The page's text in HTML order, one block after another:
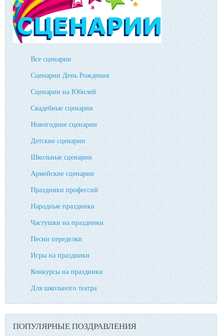
Все сценарии
Сценарии День Рождения
Сценарии на Юбилей
Свадебные сценарии
Новогодние сценарии
Детские сценарии
Школьные сценарии
Армейские сценарии
Праздники профессий
Народные праздники
Частушки на праздники
Песни переделки
Игры на праздники
Конкурсы на праздники
Для школьного театра
ПОПУЛЯРНЫЕ ПОЗДРАВЛЕНИЯ